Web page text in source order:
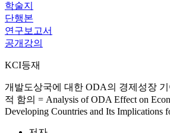
학술지
단행본
연구보고서
공개강의
KCI등재
개발도상국에 대한 ODA의 경제성장
적 함의 = Analysis of ODA Effect on
Developing Countries and Its Implications